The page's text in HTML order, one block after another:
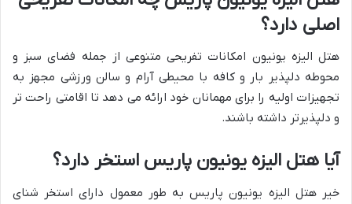
اصلی دارد؟
هتل الیزه یونیون امکانات تفریحی متنوعی از جمله فضای سبز و
محوطه دلپذیر بار و کافه با محیطی آرام و سالن ورزشی مجهز به
تجهیزات اولیه را برای مهمانان خود ارائه می دهد تا اقامتی راحت تر
و دلپذیرتر داشته باشند.
آیا هتل الیزه یونیون پاریس استخر دارد؟
خیر هتل الیزه یونیون پاریس به طور معمول دارای استخر شنای